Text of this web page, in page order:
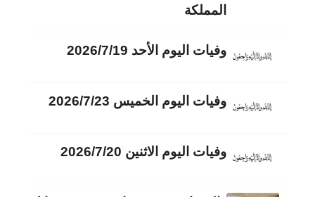
المملكة
وفيات اليوم الأحد 2026/7/19
وفيات اليوم الخميس 2026/7/23
وفيات اليوم الاثنين 2026/7/20